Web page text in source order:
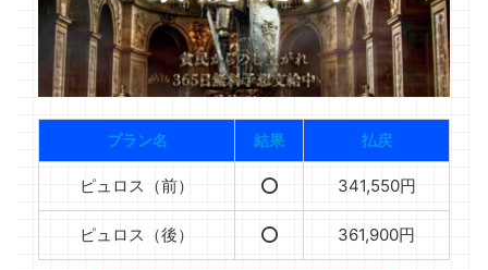
プラン名 結果 払戻
ピュロス（前） ⭕️ 341,550円
ピュロス（後） ⭕️ 361,900円